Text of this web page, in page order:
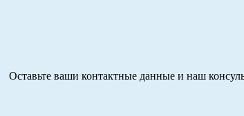
Оставьте ваши контактные данные и наш